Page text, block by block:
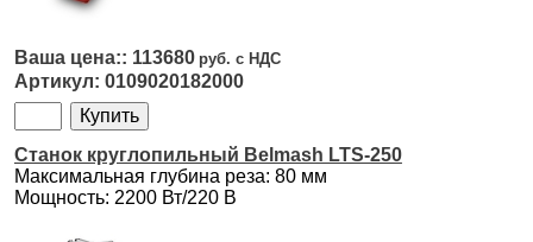
113680
0109020182000
Cтанок круглопильный Belmash LTS-250
Максимальная глубина реза: 80 мм
Мощность: 2200 Вт/220 В